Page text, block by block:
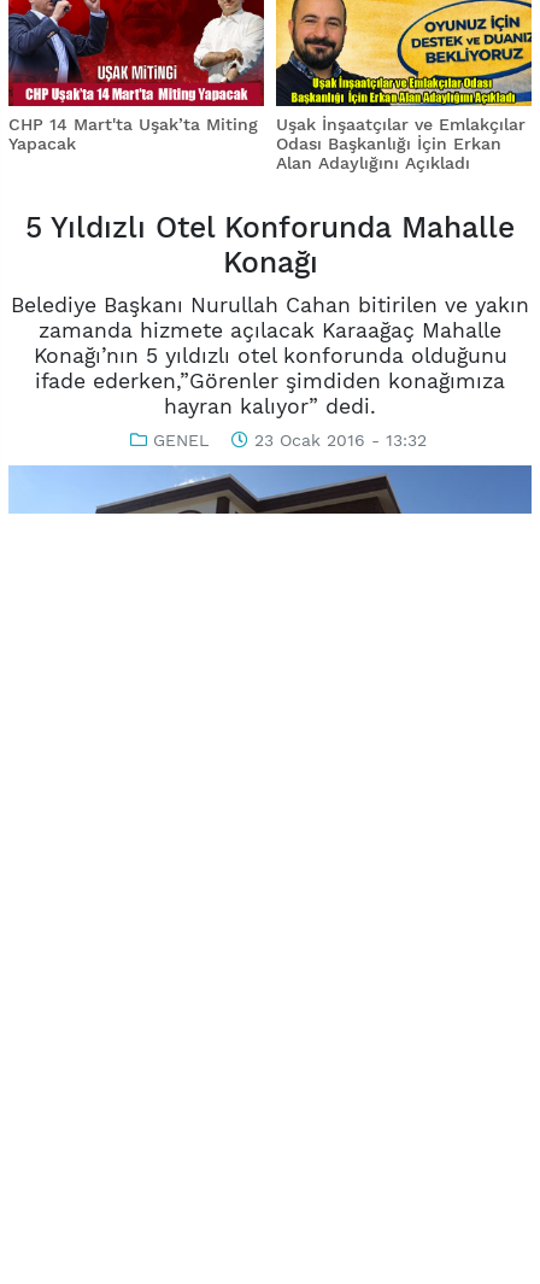
CHP 14 Mart'ta Uşak’ta Miting
Yapacak
Uşak İnşaatçılar ve Emlakçılar
Odası Başkanlığı İçin Erkan
Alan Adaylığını Açıkladı
5 Yıldızlı Otel Konforunda Mahalle
Konağı
Belediye Başkanı Nurullah Cahan bitirilen ve yakın
zamanda hizmete açılacak Karaağaç Mahalle
Konağı’nın 5 yıldızlı otel konforunda olduğunu
ifade ederken,”Görenler şimdiden konağımıza
hayran kalıyor” dedi.
GENEL 23 Ocak 2016 - 13:32